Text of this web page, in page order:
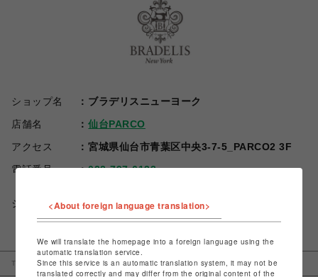
ショップ名
ブラデリスニューヨーク
店舗名
仙台PARCO
アクセス
宮城県仙台市青葉区中央3-7-5_PARCO2 3F
電話番号
022-797-6133
ショップお問い合わせはこちら
TOP 仙台PARCO ブラデリスニューヨーク
<About foreign language translation>
We will translate the homepage into a foreign language using the
automatic translation service.
Since this service is an automatic translation system, it may not be
translated correctly and may differ from the original content of the